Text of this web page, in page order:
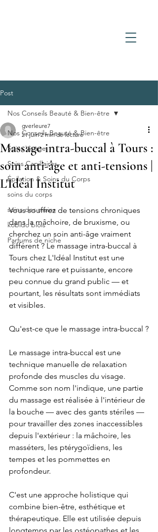
Post
Nos Conseils Beauté & Bien-être
Soins Visage
Soins Capillaires
Épilation & Soins du Corps
soins du corps
soins des mains
kobido blois
Parfums de niche
Nos Conseils Beauté & Bien-être
Massage intra-buccal à Tours :
soin anti-âge et anti-tensions |
L'Idéal Institut
gverleure7
21 juin 2 min de lecture
Vous souffrez de tensions chroniques
dans la mâchoire, de bruxisme, ou
cherchez un soin anti-âge vraiment
différent ? Le massage intra-buccal à
Tours chez L'Idéal Institut est une
technique rare et puissante, encore
peu connue du grand public — et
pourtant, les résultats sont immédiats
et visibles.
Qu'est-ce que le massage intra-buccal ?
Le massage intra-buccal est une
technique manuelle de relaxation
profonde des muscles du visage.
Comme son nom l'indique, une partie
du massage est réalisée à l'intérieur de
la bouche — avec des gants stériles —
pour travailler des zones inaccessibles
depuis l'extérieur : la mâchoire, les
masséters, les ptérygoïdiens, les
tempes et les pommettes en
profondeur.
C'est une approche holistique qui
combine bien-être, esthétique et
thérapeutique. Elle est utilisée depuis